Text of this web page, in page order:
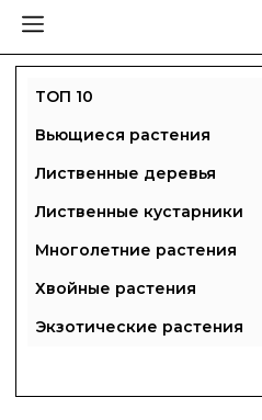
ТОП 10
Вьющиеся растения
Лиственные деревья
Лиственные кустарники
Многолетние растения
Хвойные растения
Экзотические растения